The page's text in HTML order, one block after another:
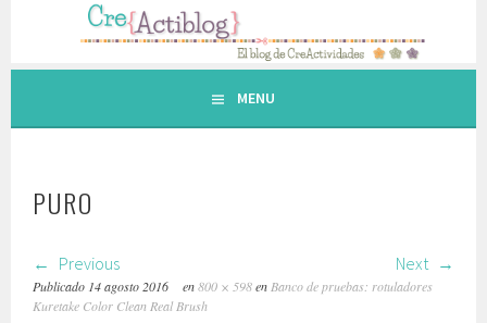
contenido.
MENU
PURO
Previous Next
Publicado 14 agosto 2016 en800 × 598en Banco de pruebas: rotuladores
Kuretake Color Clean Real Brush